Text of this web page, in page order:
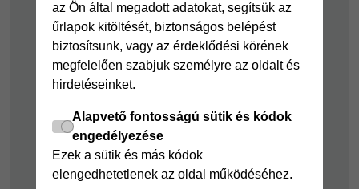
az Ön által megadott adatokat, segítsük az
űrlapok kitöltését, biztonságos belépést
biztosítsunk, vagy az érdeklődési körének
megfelelően szabjuk személyre az oldalt és
hirdetéseinket.
Alapvető fontosságú sütik és kódok
engedélyezése
Ezek a sütik és más kódok
elengedhetetlenek az oldal működéséhez.
Cofidis Hitelkártya
Joker részletfizetés
Áruhitel Expressz
Mindig Kéznél
kölcsön
Cofidis személyi
kölcsön
Cofidis Bank
Mindig Kéznél
kölcsön